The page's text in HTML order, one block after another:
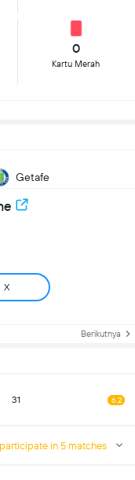
0
Kartu Merah
Getafe
X
Berikutnya
31 6.2
in 5 matches